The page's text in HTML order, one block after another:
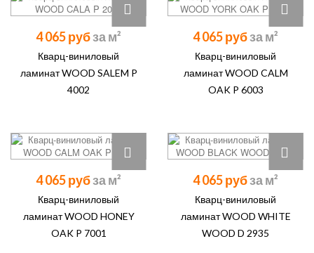
4 065 руб
Кварц-виниловый
ламинат WOOD SALEM P
4002
4 065 руб
Кварц-виниловый
ламинат WOOD CALM
OAK P 6003
4 065 руб
Кварц-виниловый
ламинат WOOD HONEY
OAK P 7001
4 065 руб
Кварц-виниловый
ламинат WOOD WHITE
WOOD D 2935